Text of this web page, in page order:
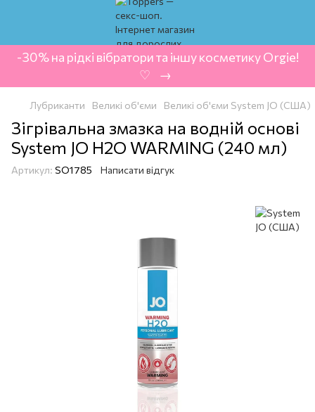
-30% на рідкі вібратори та іншу косметику Orgie!
‍ ♡ ‍ → ‍
Лубриканти Великі об'єми Великі об'єми System JO (США)
Зігрівальна змазка на водній основі
System JO H2O WARMING (240 мл)
Артикул: SO1785 Написати відгук